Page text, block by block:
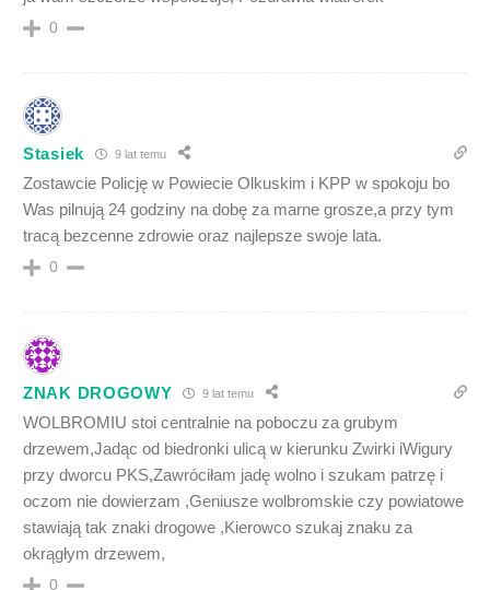
0
Stasiek 9 lat temu
Zostawcie Policję w Powiecie Olkuskim i KPP w spokoju bo
Was pilnują 24 godziny na dobę za marne grosze,a przy tym
tracą bezcenne zdrowie oraz najlepsze swoje lata.
0
ZNAK DROGOWY 9 lat temu
WOLBROMIU stoi centralnie na poboczu za grubym
drzewem,Jadąc od biedronki ulicą w kierunku Zwirki iWigury
przy dworcu PKS,Zawróciłam jadę wolno i szukam patrzę i
oczom nie dowierzam ,Geniusze wolbromskie czy powiatowe
stawiają tak znaki drogowe ,Kierowco szukaj znaku za
okrągłym drzewem,
0